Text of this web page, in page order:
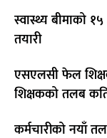
स्वास्थ्य बीमाको १५
तयारी
एसएलसी फेल
शिक्षकको तलब
कर्मचारीको नयाँ